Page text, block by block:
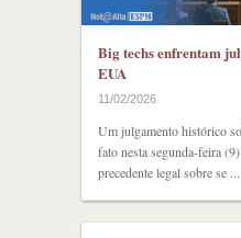
Big techs enfrentam
EUA
11/02/2026
Um julgamento histórico
fato nesta segunda-feira
precedente legal sobre se ...